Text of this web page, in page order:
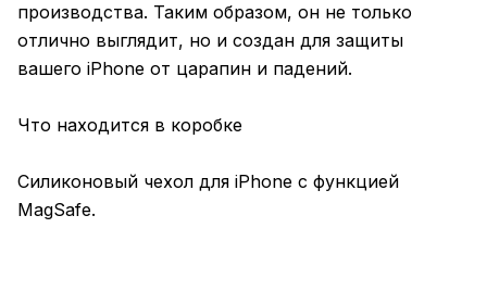
производства. Таким образом, он не только
отлично выглядит, но и создан для защиты
вашего iPhone от царапин и падений.
Что находится в коробке
Силиконовый чехол для iPhone с функцией
MagSafe.